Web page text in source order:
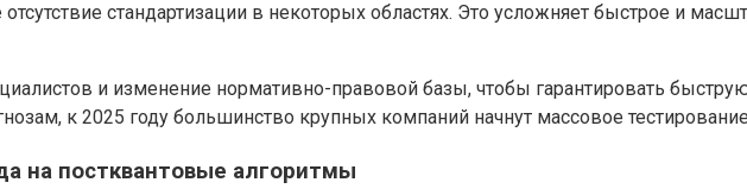
стандартизации в некоторых областях. Это усложняет быстрое и
и изменение нормативно-правовой базы, чтобы гарантировать
к 2025 году большинство крупных компаний начнут массовое
на постквантовые алгоритмы